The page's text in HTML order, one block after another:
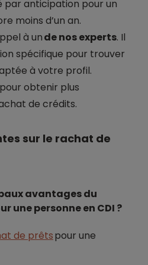
anticipation pour un
moins d’un an.
à unde nos experts. Il
spécifique pour trouver
à votre profil.
pour obtenir plus
de crédits.
sur le rachat de
avantages du
une personne en CDI ?
de prêtspour une